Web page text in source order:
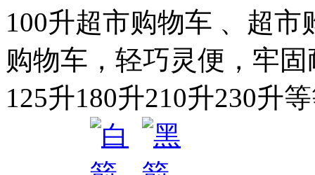
100升超市购物车 、超
购物车，轻巧灵便，牢
125升180升210升230升